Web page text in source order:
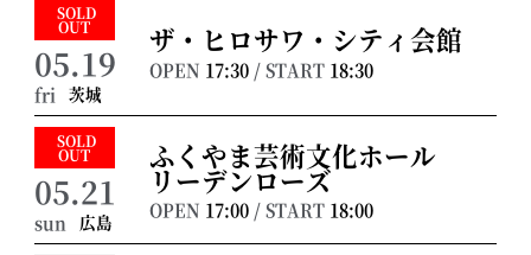
SOLD
OUT
05.19
fri 茨城
ザ・ヒロサワ・シティ会館
OPEN 17:30 / START 18:30
SOLD
OUT
05.21
sun 広島
ふくやま芸術文化ホール
リーデンローズ
OPEN 17:00 / START 18:00